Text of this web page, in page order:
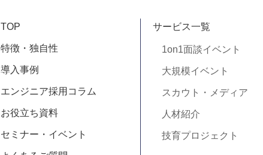
TOP
特徴・独自性
導入事例
エンジニア採用コラム
お役立ち資料
セミナー・イベント
サービス一覧
1on1面談イベント
大規模イベント
スカウト・メディア
人材紹介
技育プロジェクト